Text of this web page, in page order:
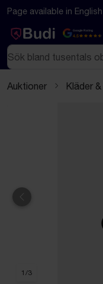
Hoppa till innehåll
Textbaserad
Page available in English
Google Rating
4.5
Sök
Auktioner Kläder
Föregående
1 /3